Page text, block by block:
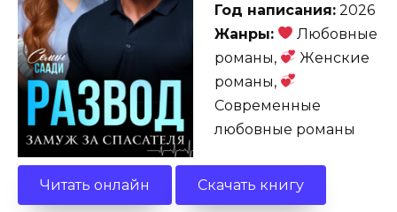
Год написания: 2026
Жанры:
Любовные
романы,
Женские
романы,
Современные
любовные романы
Читать онлайн Скачать книгу